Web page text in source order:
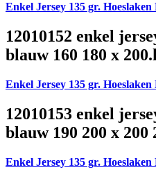
Enkel Jersey 135 gr.
12010152 enkel
blauw 160 180 x
Enkel Jersey 135 gr.
12010153 enkel
blauw 190 200 x 200
Enkel Jersey 135 gr.